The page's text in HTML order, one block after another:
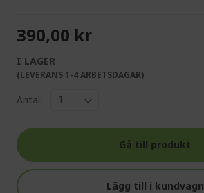
390,00 kr
I LAGER
(LEVERANS 1-4 ARBETSDAGAR)
Antal:
Gå till produkt
Lägg till i kundvagn